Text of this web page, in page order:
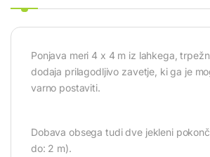
Ponjava meri 4 x 4 m iz lahkega,
dodaja prilagodljivo zavetje, ki ga je
varno postaviti.
Dobava obsega tudi dve jekleni
do: 2 m).